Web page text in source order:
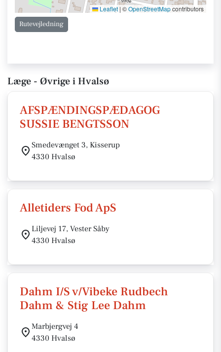
Leaflet | ©OpenStreetMapcontributors
Rutevejledning
Læge - Øvrige i Hvalsø
AFSPÆNDINGSPÆDAGOG
SUSSIE BENGTSSON
Smedevænget 3, Kisserup
4330 Hvalsø
Alletiders Fod ApS
Liljevej 17, Vester Såby
4330 Hvalsø
Dahm I/S v/Vibeke Rudbech
Dahm & Stig Lee Dahm
Marbjergvej 4
4330 Hvalsø